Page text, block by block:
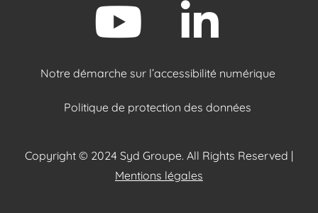
Notre démarche sur l’accessibilité numérique
Politique de protection des données
Copyright © 2024 Syd Groupe. All Rights Reserved |
Mentions légales